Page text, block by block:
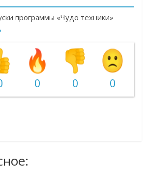
программы «Чудо техники»
0 0 0